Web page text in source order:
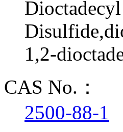
1,2-
CAS No.：
2500-88-1